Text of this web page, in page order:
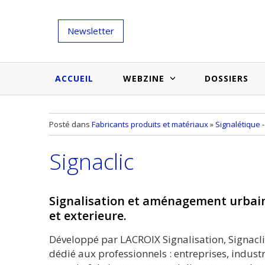
Newsletter
ACCUEIL WEBZINE
Salons et évènementiels
Médias du bâtiment
Billets d'humeur
Etudes et enquêtes
DOSSIERS
Annuaire
Actualités des membres
Posté dans Fabricants produits et matériaux» Signalétique
Signaclic
Signalisation et aménagement
et exterieure.
Développé par LACROIX Signalisation,
dédié aux professionnels : entreprises,